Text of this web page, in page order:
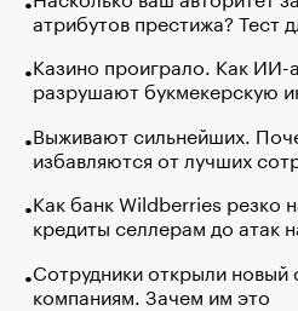
атрибутов престижа? Тест
Казино проиграло. Как ИИ-
разрушают букмекерскую
Выживают сильнейших.
избавляются от лучших
Как банк Wildberries резко
кредиты селлерам до атак
Сотрудники открыли новый
компаниям. Зачем им это